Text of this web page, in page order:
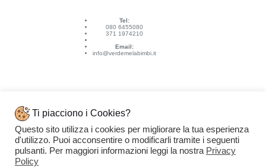
Tel:
080 6455080
371 1974210
Email:
info@verdemelabimbi.it
Link Utili
Spedizioni e pagamenti
Condizioni di vendita
Ti piacciono i Cookies?
Questo sito utilizza i cookies per migliorare la tua esperienza
d'utilizzo. Puoi acconsentire o modificarli tramite i seguenti
pulsanti. Per maggiori informazioni leggi la nostra Privacy
Policy